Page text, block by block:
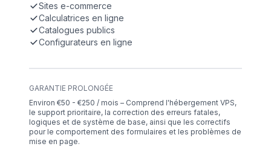
Sites e-commerce
Calculatrices en ligne
Catalogues publics
Configurateurs en ligne
GARANTIE PROLONGÉE
Environ €50 - €250 / mois – Comprend l'hébergement VPS,
le support prioritaire, la correction des erreurs fatales,
logiques et de système de base, ainsi que les correctifs
pour le comportement des formulaires et les problèmes de
mise en page.